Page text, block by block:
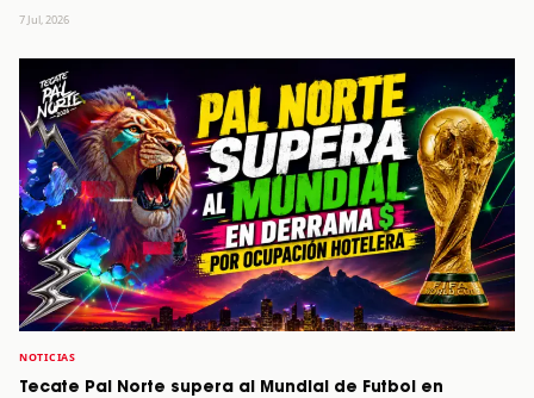
7 Jul, 2026
NOTICIAS
Tecate Pal Norte supera al Mundial de Futbol en